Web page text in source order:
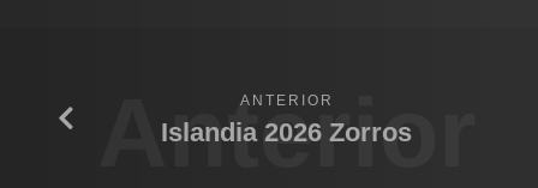
Anterior
ANTERIOR
Islandia 2026 Zorros